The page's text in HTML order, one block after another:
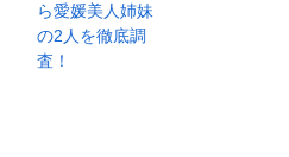
ら愛媛美人姉妹
の2人を徹底調
査！